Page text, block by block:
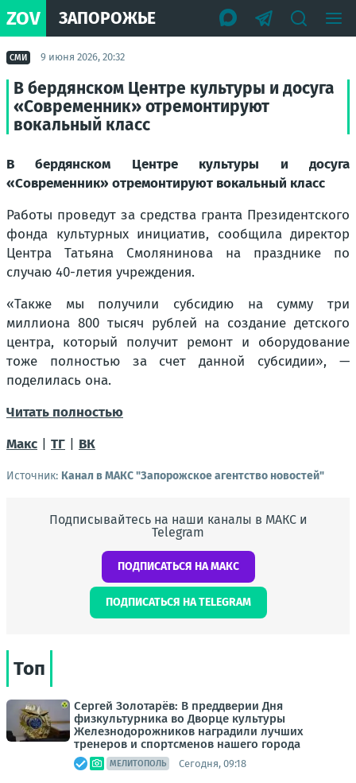
ZOV ЗАПОРОЖЬЕ
СМИ 9 июня 2026, 20:32
В бердянском Центре культуры и досуга
«Современник» отремонтируют
вокальный класс
В бердянском Центре культуры и досуга
«Современник» отремонтируют вокальный класс
Работы проведут за средства гранта Президентского
фонда культурных инициатив, сообщила директор
Центра Татьяна Смолянинова на празднике по
случаю 40-летия учреждения.
«Также мы получили субсидию на сумму три
миллиона 800 тысяч рублей на создание детского
центра, который получит ремонт и оборудование
тоже полностью за счет данной субсидии», —
поделилась она.
Читать полностью
Макс
ТГ ВК
Источник: Канал в МАКС "Запорожское агентство новостей"
Подписывайтесь на наши каналы в МАКС и
Telegram
ПОДПИСАТЬСЯ НА МАКС
ПОДПИСАТЬСЯ НА TELEGRAM
Топ
Сергей Золотарёв: В преддверии Дня
физкультурника во Дворце культуры
Железнодорожников наградили лучших
тренеров и спортсменов нашего города
МЕЛИТОПОЛЬ Сегодня, 09:18